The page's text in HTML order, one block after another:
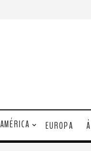
AMÉRICA EUROPA